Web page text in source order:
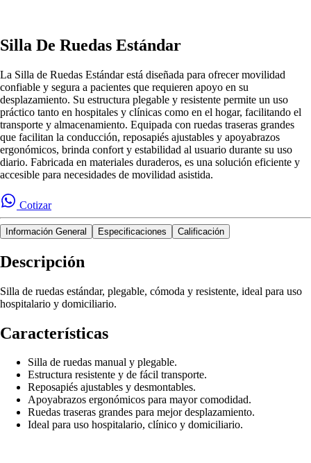
Silla De Ruedas Estándar
La Silla de Ruedas Estándar está diseñada para ofrecer movilidad
confiable y segura a pacientes que requieren apoyo en su
desplazamiento. Su estructura plegable y resistente permite un uso
práctico tanto en hospitales y clínicas como en el hogar, facilitando el
transporte y almacenamiento. Equipada con ruedas traseras grandes
que facilitan la conducción, reposapiés ajustables y apoyabrazos
ergonómicos, brinda confort y estabilidad al usuario durante su uso
diario. Fabricada en materiales duraderos, es una solución eficiente y
accesible para necesidades de movilidad asistida.
Cotizar
Información General Especificaciones Calificación
Descripción
Silla de ruedas estándar, plegable, cómoda y resistente, ideal para uso
hospitalario y domiciliario.
Características
Silla de ruedas manual y plegable.
Estructura resistente y de fácil transporte.
Reposapiés ajustables y desmontables.
Apoyabrazos ergonómicos para mayor comodidad.
Ruedas traseras grandes para mejor desplazamiento.
Ideal para uso hospitalario, clínico y domiciliario.